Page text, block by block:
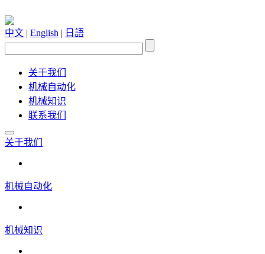
中文 | English | 日語
关于我们
机械自动化
机械知识
联系我们
关于我们
机械自动化
机械知识